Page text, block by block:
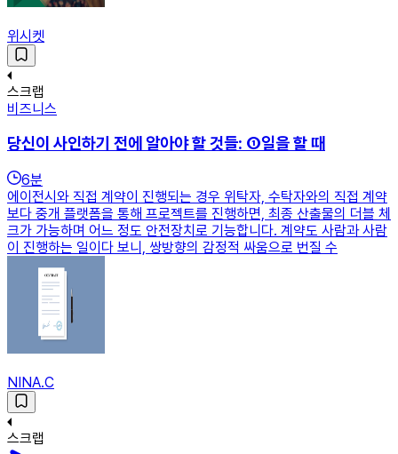
위시켓
스크랩
비즈니스
당신이 사인하기 전에 알아야 할 것들: ①일을 할 때
6분
에이전시와 직접 계약이 진행되는 경우 위탁자, 수탁자와의 직접 계약
보다 중개 플랫폼을 통해 프로젝트를 진행하면, 최종 산출물의 더블 체
크가 가능하며 어느 정도 안전장치로 기능합니다. 계약도 사람과 사람
이 진행하는 일이다 보니, 쌍방향의 감정적 싸움으로 번질 수
NINA.C
스크랩